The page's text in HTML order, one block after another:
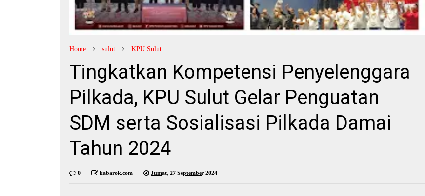
Home sulut KPU Sulut
Tingkatkan Kompetensi Penyelenggara
Pilkada, KPU Sulut Gelar Penguatan
SDM serta Sosialisasi Pilkada Damai
Tahun 2024
0 kabarok.com Jumat, 27 September 2024